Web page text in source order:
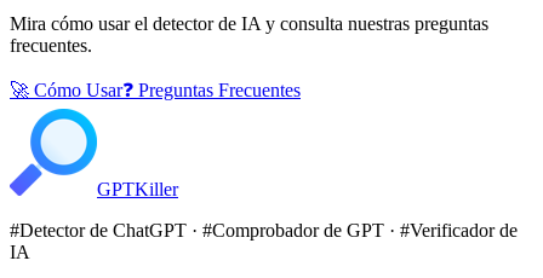
Mira cómo usar el detector de IA y consulta nuestras preguntas
frecuentes.
🚀 Cómo Usar❓ Preguntas Frecuentes
GPTKiller
#Detector de ChatGPT · #Comprobador de GPT · #Verificador de
IA